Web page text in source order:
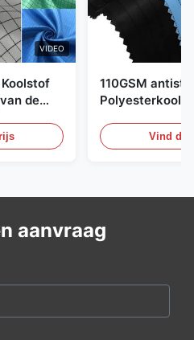
VIDEO
de
110GSM
Vind de
aanvraag